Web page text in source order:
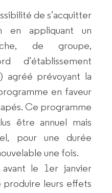
de s’acquitter
en appliquant un
de groupe,
d’établissement
agréé prévoyant la
en faveur
Ce programme
être annuel mais
pour une durée
une fois.
le 1er janvier
leurs effets